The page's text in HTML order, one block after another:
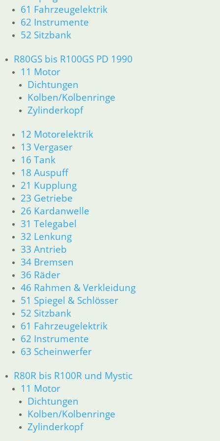
61 Fahrzeugelektrik
62 Instrumente
52 Sitzbank
R80GS bis R100GS PD 1990
11 Motor
Dichtungen
Kolben/Kolbenringe
Zylinderkopf
12 Motorelektrik
13 Vergaser
16 Tank
18 Auspuff
21 Kupplung
23 Getriebe
26 Kardanwelle
31 Telegabel
32 Lenkung
33 Antrieb
34 Bremsen
36 Räder
46 Rahmen & Verkleidung
51 Spiegel & Schlösser
52 Sitzbank
61 Fahrzeugelektrik
62 Instrumente
63 Scheinwerfer
R80R bis R100R und Mystic
11 Motor
Dichtungen
Kolben/Kolbenringe
Zylinderkopf
12 Motorelektrik
13 Vergaser
16 Tank
18 Auspuff
23 Getriebe
34 Bremsen
36 Räder
46 Rahmen & Verkleidung
51 Spiegel & Schlösser
52 Sitzbank
61 Fahrzeugelektrik
63 Scheinwerfer
R80GS ab 1991 bis R100GS PD R80 Basic
11 Motor
Dichtungen
Zylinderkopf
Kolben/Kolbenringe
12 Motorelektrik
13 Vergaser
16 Tank
18 Auspuff
21 Kupplung
23 Getriebe
31 Telegabel
26 Kardanwelle
32 Lenkung
33 Antrieb
36 Räder
34 Bremsen
46 Rahmen & Verkleidung
52 Sitzbank
61 Fahrzeugelektrik
62 Instrumente
63 Scheinwerfer
R80G/S R65G/S bis R80ST
11 Motor